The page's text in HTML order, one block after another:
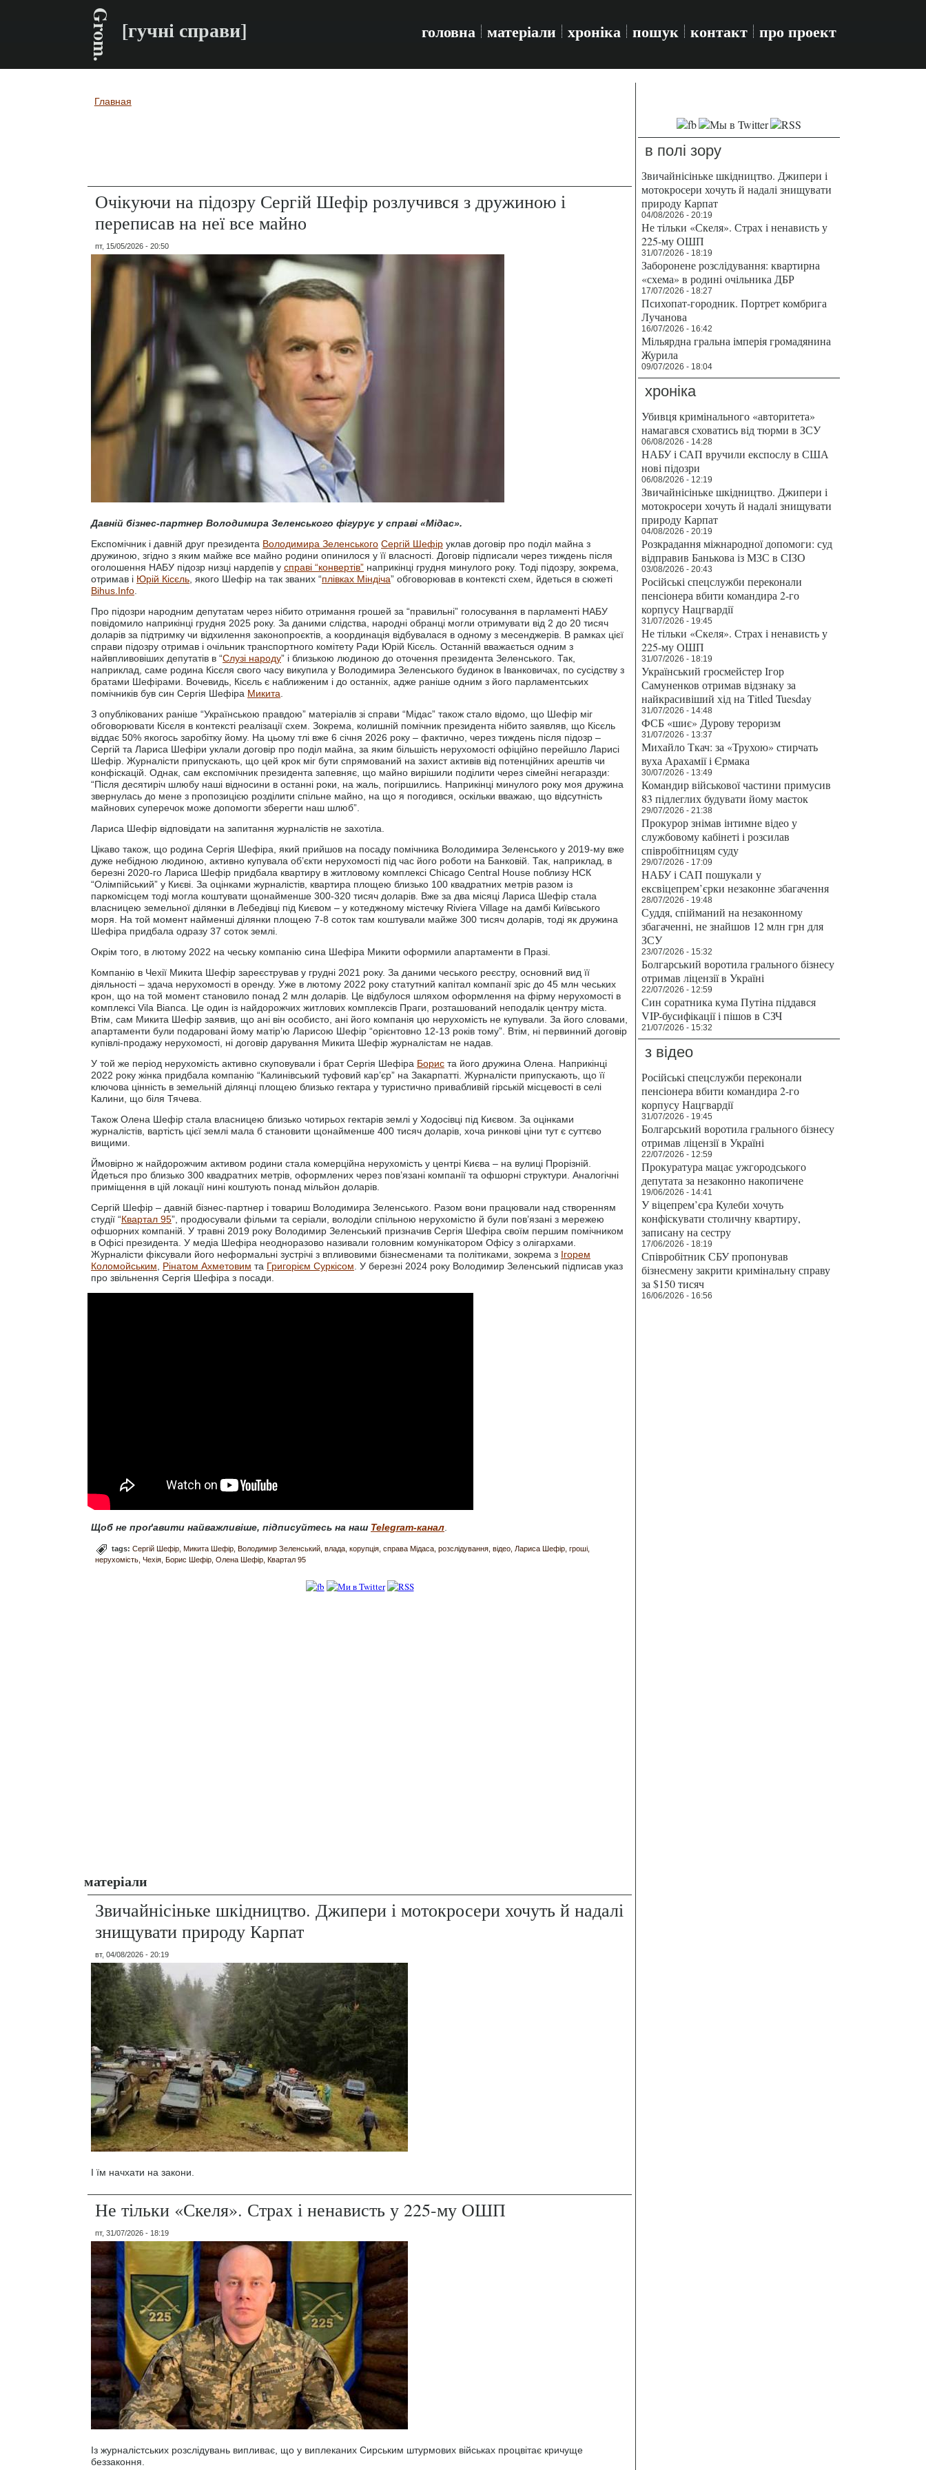
Grom. [гучні справи] головна матеріали хроніка пошук контакт про проект
Вы здесь
Главная
Очікуючи на підозру Сергій Шефір розлучився з дружиною і
переписав на неї все майно
пт, 15/05/2026 - 20:50
Давній бізнес-партнер Володимира Зеленського фігурує у справі «Мідас».
Експомічник і давній друг президента Володимира Зеленського Сергій Шефір уклав договір про поділ майна з
дружиною, згідно з яким майже все майно родини опинилося у її власності. Договір підписали через тиждень після
оголошення НАБУ підозр низці нардепів у справі “конвертів” наприкінці грудня минулого року. Тоді підозру, зокрема,
отримав і Юрій Кісєль , якого Шефір на так званих “плівках Міндіча” обговорював в контексті схем, йдеться в сюжеті
Bihus.Info
Про підозри народним депутатам через нібито отримання грошей за “правильні” голосування в парламенті НАБУ
повідомило наприкінці грудня 2025 року. За даними слідства, народні обранці могли отримувати від 2 до 20 тисяч
доларів за підтримку чи відхилення законопроєктів, а координація відбувалася в одному з месенджерів. В рамках цієї
справи підозру отримав і очільник транспортного комітету Ради Юрій Кісєль. Останній вважається одним з
найвпливовіших депутатів в “Слузі народу” і близькою людиною до оточення президента Зеленського. Так,
наприклад, саме родина Кісєля свого часу викупила у Володимира Зеленського будинок в Іванковичах, по сусідству з
братами Шефірами. Вочевидь, Кісєль є наближеним і до останніх, адже раніше одним з його парламентських
помічників був син Сергія Шефіра Микита
З опублікованих раніше “Українською правдою” матеріалів зі справи “Мідас” також стало відомо, що Шефір міг
обговорювати Кісєля в контексті реалізації схем. Зокрема, колишній помічник президента нібито заявляв, що Кісєль
віддає 50% якогось заробітку йому. На цьому тлі вже 6 січня 2026 року – фактично, через тиждень після підозр –
Сергій та Лариса Шефіри уклали договір про поділ майна, за яким більшість нерухомості офіційно перейшло Ларисі
Шефір. Журналісти припускають, що цей крок міг бути спрямований на захист активів від потенційних арештів чи
конфіскацій. Однак, сам експомічник президента запевняє, що майно вирішили поділити через сімейні негаразди:
“Після десятиріч шлюбу наші відносини в останні роки, на жаль, погіршились. Наприкінці минулого року моя дружина
звернулась до мене з пропозицією розділити спільне майно, на що я погодився, оскільки вважаю, що відсутність
майнових суперечок може допомогти зберегти наш шлюб”.
Лариса Шефір відповідати на запитання журналістів не захотіла.
Цікаво також, що родина Сергія Шефіра, який прийшов на посаду помічника Володимира Зеленського у 2019-му вже
дуже небідною людиною, активно купувала об’єкти нерухомості під час його роботи на Банковій. Так, наприклад, в
березні 2020-го Лариса Шефір придбала квартиру в житловому комплексі Chicago Central House поблизу НСК
“Олімпійський” у Києві. За оцінками журналістів, квартира площею близько 100 квадратних метрів разом із
паркомісцем тоді могла коштувати щонайменше 300-320 тисяч доларів. Вже за два місяці Лариса Шефір стала
власницею земельної ділянки в Лебедівці під Києвом – у котеджному містечку Riviera Village на дамбі Київського
моря. На той момент найменші ділянки площею 7-8 соток там коштували майже 300 тисяч доларів, тоді як дружина
Шефіра придбала одразу 37 соток землі.
Окрім того, в лютому 2022 на чеську компанію сина Шефіра Микити оформили апартаменти в Празі.
Компанію в Чехії Микита Шефір зареєстрував у грудні 2021 року. За даними чеського реєстру, основний вид її
діяльності – здача нерухомості в оренду. Уже в лютому 2022 року статутний капітал компанії зріс до 45 млн чеських
крон, що на той момент становило понад 2 млн доларів. Це відбулося шляхом оформлення на фірму нерухомості в
комплексі Vila Bianca. Це один із найдорожчих житлових комплексів Праги, розташований неподалік центру міста.
Втім, сам Микита Шефір заявив, що ані він особисто, ані його компанія цю нерухомість не купували. За його словами,
апартаменти були подаровані йому матір’ю Ларисою Шефір “орієнтовно 12-13 років тому”. Втім, ні первинний договір
купівлі-продажу нерухомості, ні договір дарування Микита Шефір журналістам не надав.
У той же період нерухомість активно скуповували і брат Сергія Шефіра Борис та його дружина Олена. Наприкінці
2022 року жінка придбала компанію “Калинівський туфовий кар’єр” на Закарпатті. Журналісти припускають, що її
ключова цінність в земельній ділянці площею близько гектара у туристично привабливій гірській місцевості в селі
Калини, що біля Тячева.
Також Олена Шефір стала власницею близько чотирьох гектарів землі у Ходосівці під Києвом. За оцінками
журналістів, вартість цієї землі мала б становити щонайменше 400 тисяч доларів, хоча ринкові ціни тут є суттєво
вищими.
Ймовірно ж найдорожчим активом родини стала комерційна нерухомість у центрі Києва – на вулиці Прорізній.
Йдеться про близько 300 квадратних метрів, оформлених через пов’язані компанії та офшорні структури. Аналогічні
приміщення в цій локації нині коштують понад мільйон доларів.
Сергій Шефір – давній бізнес-партнер і товариш Володимира Зеленського. Разом вони працювали над створенням
студії “Квартал 95”, продюсували фільми та серіали, володіли спільною нерухомістю й були пов’язані з мережею
офшорних компаній. У травні 2019 року Володимир Зеленський призначив Сергія Шефіра своїм першим помічником
в Офісі президента. У медіа Шефіра неодноразово називали головним комунікатором Офісу з олігархами.
Журналісти фіксували його неформальні зустрічі з впливовими бізнесменами та політиками, зокрема з Ігорем
Коломойським
Рінатом Ахметовим та Григорієм Суркісом . У березні 2024 року Володимир Зеленський підписав указ
про звільнення Сергія Шефіра з посади.
Щоб не проґавити найважливіше, підписуйтесь на наш Telegram-канал
tags: Сергій Шефір Микита Шефір Володимир Зеленський влада корупція справа Мідаса розслідування відео Лариса Шефір гроші
нерухомість Чехія Борис Шефір Олена Шефір Квартал 95
матеріали
Звичайнісіньке шкідництво. Джипери і мотокросери хочуть й надалі
знищувати природу Карпат
вт, 04/08/2026 - 20:19
І їм начхати на закони.
Не тільки «Скеля». Страх і ненависть у 225-му ОШП
пт, 31/07/2026 - 18:19
Із журналістських розслідувань випливає, що у виплеканих Сирським штурмових військах процвітає кричуще
беззаконня.
в полі зору
Звичайнісіньке шкідництво. Джипери і
мотокросери хочуть й надалі знищувати
природу Карпат
04/08/2026 - 20:19
Не тільки «Скеля». Страх і ненависть у
225-му ОШП
31/07/2026 - 18:19
Заборонене розслідування: квартирна
«схема» в родині очільника ДБР
17/07/2026 - 18:27
Психопат-городник. Портрет комбрига
Лучанова
16/07/2026 - 16:42
Мільярдна гральна імперія громадянина
Журила
09/07/2026 - 18:04
хроніка
Убивця кримінального «авторитета»
намагався сховатись від тюрми в ЗСУ
06/08/2026 - 14:28
НАБУ і САП вручили експослу в США
нові підозри
06/08/2026 - 12:19
Звичайнісіньке шкідництво. Джипери і
мотокросери хочуть й надалі знищувати
природу Карпат
04/08/2026 - 20:19
Розкрадання міжнародної допомоги: суд
відправив Банькова із МЗС в СІЗО
03/08/2026 - 20:43
Російські спецслужби переконали
пенсіонера вбити командира 2-го
корпусу Нацгвардії
31/07/2026 - 19:45
Не тільки «Скеля». Страх і ненависть у
225-му ОШП
31/07/2026 - 18:19
Український гросмейстер Ігор
Самуненков отримав відзнаку за
найкрасивіший хід на Titled Tuesday
31/07/2026 - 14:48
ФСБ «шиє» Дурову тероризм
31/07/2026 - 13:37
Михайло Ткач: за «Трухою» стирчать
вуха Арахамії і Єрмака
30/07/2026 - 13:49
Командир військової частини примусив
83 підлеглих будувати йому маєток
29/07/2026 - 21:38
Прокурор знімав інтимне відео у
службовому кабінеті і розсилав
співробітницям суду
29/07/2026 - 17:09
НАБУ і САП пошукали у
ексвіцепрем’єрки незаконне збагачення
28/07/2026 - 19:48
Суддя, спійманий на незаконному
збагаченні, не знайшов 12 млн грн для
ЗСУ
23/07/2026 - 15:32
Болгарський воротила грального бізнесу
отримав ліцензії в Україні
22/07/2026 - 12:59
Син соратника кума Путіна піддався
VIP-бусифікації і пішов в СЗЧ
21/07/2026 - 15:32
з відео
Російські спецслужби переконали
пенсіонера вбити командира 2-го
корпусу Нацгвардії
31/07/2026 - 19:45
Болгарський воротила грального бізнесу
отримав ліцензії в Україні
22/07/2026 - 12:59
Прокуратура мацає ужгородського
депутата за незаконно накопичене
19/06/2026 - 14:41
У віцепрем’єра Кулеби хочуть
конфіскувати столичну квартиру,
записану на сестру
17/06/2026 - 18:19
Співробітник СБУ пропонував
бізнесмену закрити кримінальну справу
за $150 тисяч
16/06/2026 - 16:56